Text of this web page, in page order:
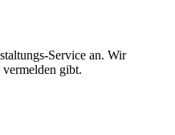
Service an. Wir
vermelden gibt.